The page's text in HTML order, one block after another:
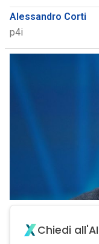
Alessandro Corti
p4i
Chiedi all'AI